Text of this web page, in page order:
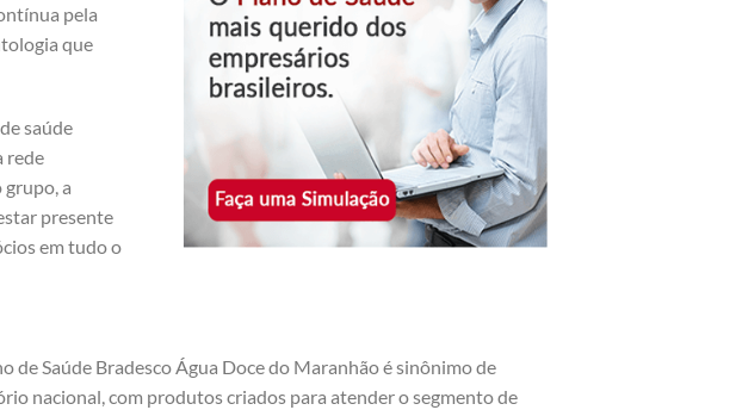
pela
que
saúde
rede
grupo, a
presente
em tudo o
de Saúde Bradesco Água Doce do Maranhão é sinônimo de
nacional, com produtos criados para atender o segmento de